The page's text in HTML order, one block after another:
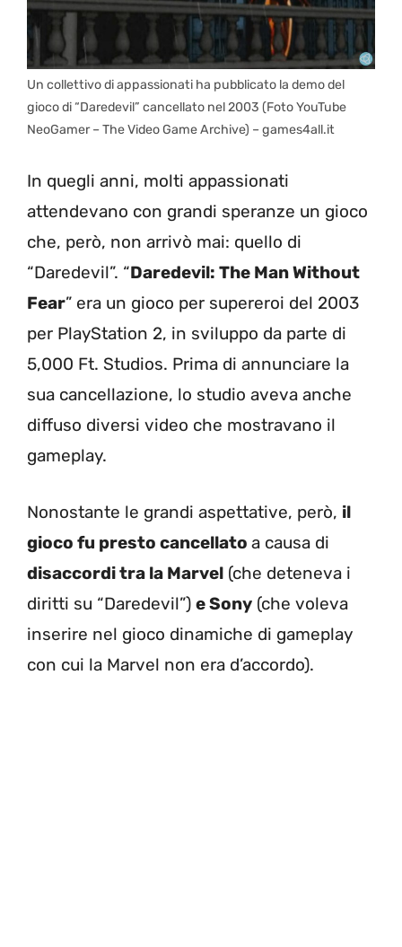
Un collettivo di appassionati ha pubblicato la demo del
gioco di “Daredevil” cancellato nel 2003 (Foto YouTube
NeoGamer – The Video Game Archive) – games4all.it
In quegli anni, molti appassionati
attendevano con grandi speranze un gioco
che, però, non arrivò mai: quello di
“Daredevil”. “Daredevil: The Man Without
Fear” era un gioco per supereroi del 2003
per PlayStation 2, in sviluppo da parte di
5,000 Ft. Studios. Prima di annunciare la
sua cancellazione, lo studio aveva anche
diffuso diversi video che mostravano il
gameplay.
Nonostante le grandi aspettative, però, il
gioco fu presto cancellato a causa di
disaccordi tra la Marvel (che deteneva i
diritti su “Daredevil”) e Sony (che voleva
inserire nel gioco dinamiche di gameplay
con cui la Marvel non era d’accordo).